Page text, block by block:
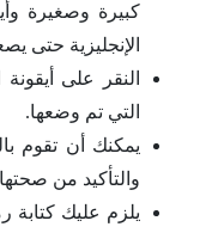
كبيرة وصغيرة
الإنجليزية حتى
النقر على
التي تم وضعها.
يمكنك أن تقوم
والتأكيد من
يلزم عليك كتابة